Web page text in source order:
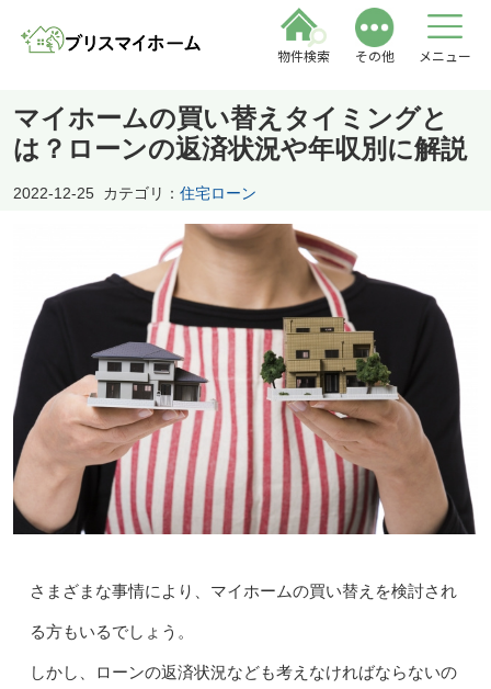
物件検索 その他 メニュー
マイホームの買い替えタイミングと
は？ローンの返済状況や年収別に解説
2022-12-25 カテゴリ： 住宅ローン
さまざまな事情により、マイホームの買い替えを検討され
る方もいるでしょう。
しかし、ローンの返済状況なども考えなければならないの